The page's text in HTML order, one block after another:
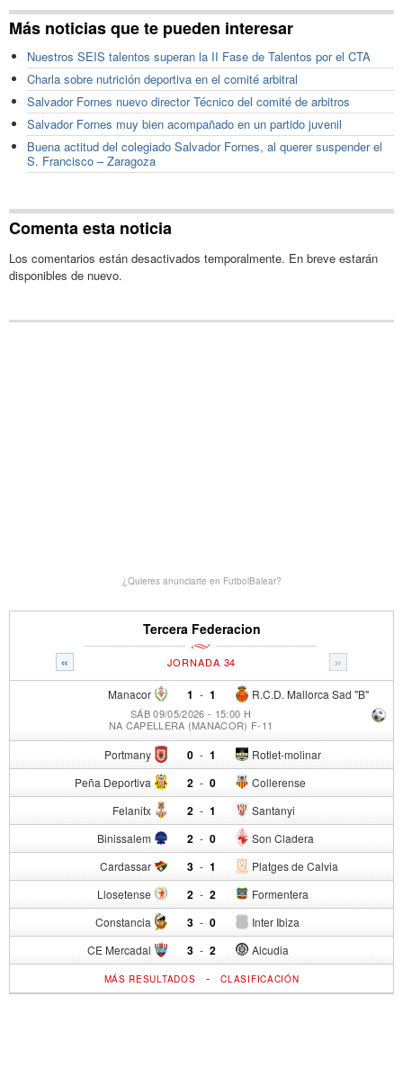
Más noticias que te pueden interesar
Nuestros SEIS talentos superan la II Fase de Talentos por el CTA
Charla sobre nutrición deportiva en el comité arbitral
Salvador Fornes nuevo director Técnico del comité de arbitros
Salvador Fornes muy bien acompañado en un partido juvenil
Buena actitud del colegiado Salvador Fornes, al querer suspender el
S. Francisco – Zaragoza
Comenta esta noticia
Los comentarios están desactivados temporalmente. En breve estarán
disponibles de nuevo.
¿Quieres anunciarte en FutbolBalear?
Tercera Federacion
« »
JORNADA 34
Manacor 1 - R.C.D. Mallorca Sad "B"
1
SÁB 09/05/2026 - 15:00 H
NA CAPELLERA (MANACOR) F-11
Portmany 0 - Rotlet-molinar
1
Peña Deportiva 2 - Collerense
0
Felanitx 2 - Santanyi
1
Binissalem 2 - Son Cladera
0
Cardassar 3 - Platges de Calvia
1
Llosetense 2 - Formentera
2
Constancia 3 - Inter Ibiza
0
CE Mercadal 3 - Alcudia
2
MÁS RESULTADOS -CLASIFICACIÓN